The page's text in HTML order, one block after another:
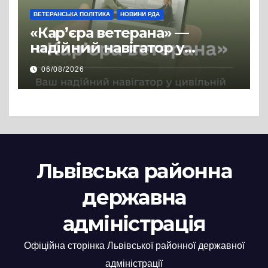
ВЕТЕРАНСЬКА ПОЛІТИКА НОВИНИ РДА
«Кар’єра ветерана» —
надійний навігатор у
цивільній професії
06/08/2026
Львівська районна
державна
адміністрація
Офіційна сторінка Львівської районної державної
адміністрації